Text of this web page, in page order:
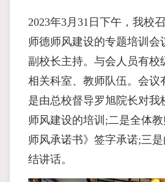
2023年3月31日下午，我校
师德师风建设的专题培训会
副校长主持。与会人员有校
相关科室、教师队伍。会议
是由总校督导罗旭院长对我
师风建设的培训;二是全体
师风承诺书》签字承诺;三
结讲话。